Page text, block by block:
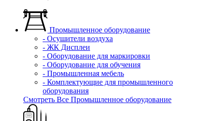
Промышленное оборудование
- Осушители воздуха
- ЖК Дисплеи
- Оборудование для маркировки
- Оборудование для обучения
- Промышленная мебель
- Комплектующие для промышленного
оборудования
Смотреть Все Промышленное оборудование